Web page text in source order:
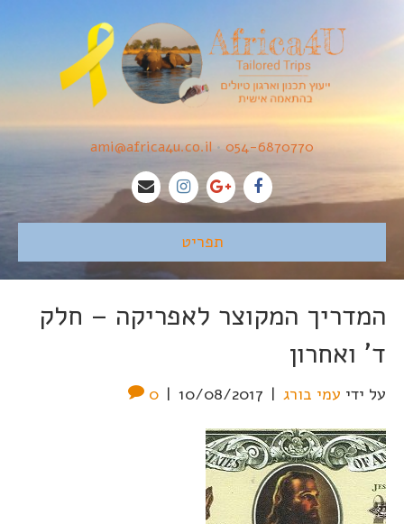
054-6870770
•
ami@africa4u.co.il
תפריט
המדריך המקוצר לאפריקה – חלק
ד' ואחרון
על ידי עמי בורג |
10/08/2017
|
0